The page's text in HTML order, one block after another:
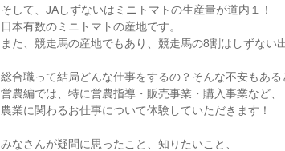
そして、JAしずないはミニトマトの生産量が道内１！
日本有数のミニトマトの産地です。
また、競走馬の産地でもあり、競走馬の8割はしずない
総合職って結局どんな仕事をするの？そんな不安もある
営農編では、特に営農指導・販売事業・購入事業など、
農業に関わるお仕事について体験していただきます！
みなさんが疑問に思ったこと、知りたいこと、